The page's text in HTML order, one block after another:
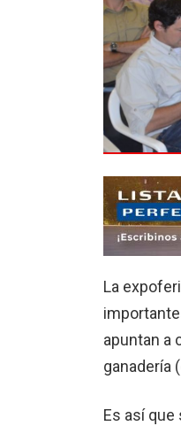
La
apuntan a
ganadería
Es así que